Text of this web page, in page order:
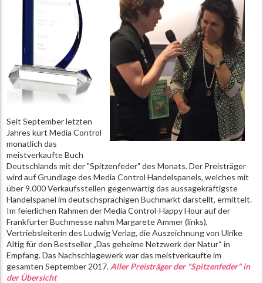
Seit September letzten
Jahres kürt Media Control
monatlich das
meistverkaufte Buch
Deutschlands mit der "Spitzenfeder" des Monats. Der Preisträger
wird auf Grundlage des Media Control Handelspanels, welches mit
über 9.000 Verkaufsstellen gegenwärtig das aussagekräftigste
Handelspanel im deutschsprachigen Buchmarkt darstellt, ermittelt.
Im feierlichen Rahmen der Media Control-Happy Hour auf der
Frankfurter Buchmesse nahm Margarete Ammer (links),
Vertriebsleiterin des Ludwig Verlag, die Auszeichnung von Ulrike
Altig für den Bestseller „Das geheime Netzwerk der Natur“ in
Empfang. Das Nachschlagewerk war das meistverkaufte im
gesamten September 2017. Aller Preisträger der "Spitzenfeder" in
der Übersicht